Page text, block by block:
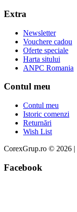
Extra
Newsletter
Vouchere cadou
Oferte speciale
Harta sitului
ANPC Romania
Contul meu
Contul meu
Istoric comenzi
Returnări
Wish List
CorexGrup.ro © 2026 |
Facebook